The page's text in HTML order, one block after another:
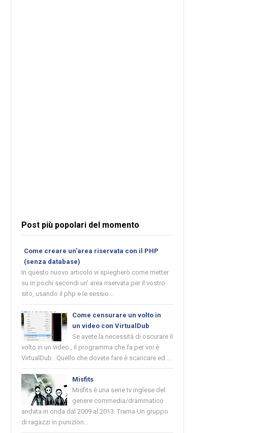
Post più popolari del momento
Come creare un'area riservata con il PHP
(senza database)
In questo nuovo articolo vi spiegherò come metter
su in pochi secondi un' area riservata per il vostro
sito, usando il php e le sessio...
Come censurare un volto in
un video con VirtualDub
Se avete la necessità di oscurare il
volto in un video , il programma che fa per voi è
VirtualDub . Quello che dovete fare è scaricare ed ...
Misfits
Misfits è una serie tv inglese del
genere commedia/drammatico
andata in onda dal 2009 al 2013. Trama Un gruppo
di ragazzi in punizion...